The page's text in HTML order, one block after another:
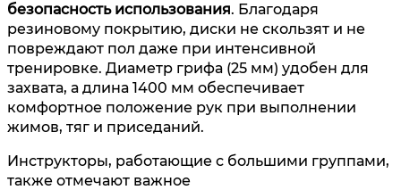
безопасность использования. Благодаря
резиновому покрытию, диски не скользят и не
повреждают пол даже при интенсивной
тренировке. Диаметр грифа (25 мм) удобен для
захвата, а длина 1400 мм обеспечивает
комфортное положение рук при выполнении
жимов, тяг и приседаний.
Инструкторы, работающие с большими группами,
также отмечают важное